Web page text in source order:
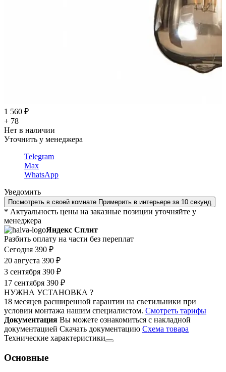
1 560 ₽
+ 78
Нет в наличии
Уточнить у менеджера
Telegram
Max
WhatsApp
Уведомить
Посмотреть в своей комнате Примерить в интерьере за 10 секунд
* Актуальность цены на заказные позиции уточняйте у
менеджера
Яндекс Сплит
Разбить оплату на части без переплат
Сегодня 390 ₽
20 августа 390 ₽
3 сентября 390 ₽
17 сентября 390 ₽
НУЖНА УСТАНОВКА ?
18 месяцев расширенной гарантии на светильники при
условии монтажа нашим специалистом. Смотреть тарифы
Документация Вы можете ознакомиться с накладной
документацией Скачать документацию Cхема товара
Технические характеристики
Основные